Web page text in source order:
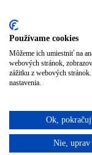
Blog
Podporujeme
Používame cookies
Môžeme ich umiestniť na
webových stránok,
zážitku z webových
nastavenia.
Ok,
Nie, uprav